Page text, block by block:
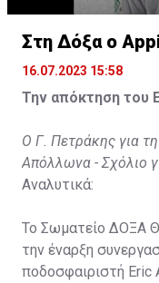
Στη Δόξα ο
16.07.2023 15:58
Την απόκτηση του
Ο Γ. Πετράκης για
Απόλλωνα - Σχόλιο
Αναλυτικά:
Το Σωματείο ΔΟΞΑ
την έναρξη
ποδοσφαιριστή Eric